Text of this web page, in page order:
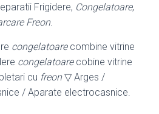
Frigidere, Congelatoare,
Freon.
congelatoarecombine vitrine
congelatoarecobine vitrine
cu freon▽ Arges /
/ Aparate electrocasnice.